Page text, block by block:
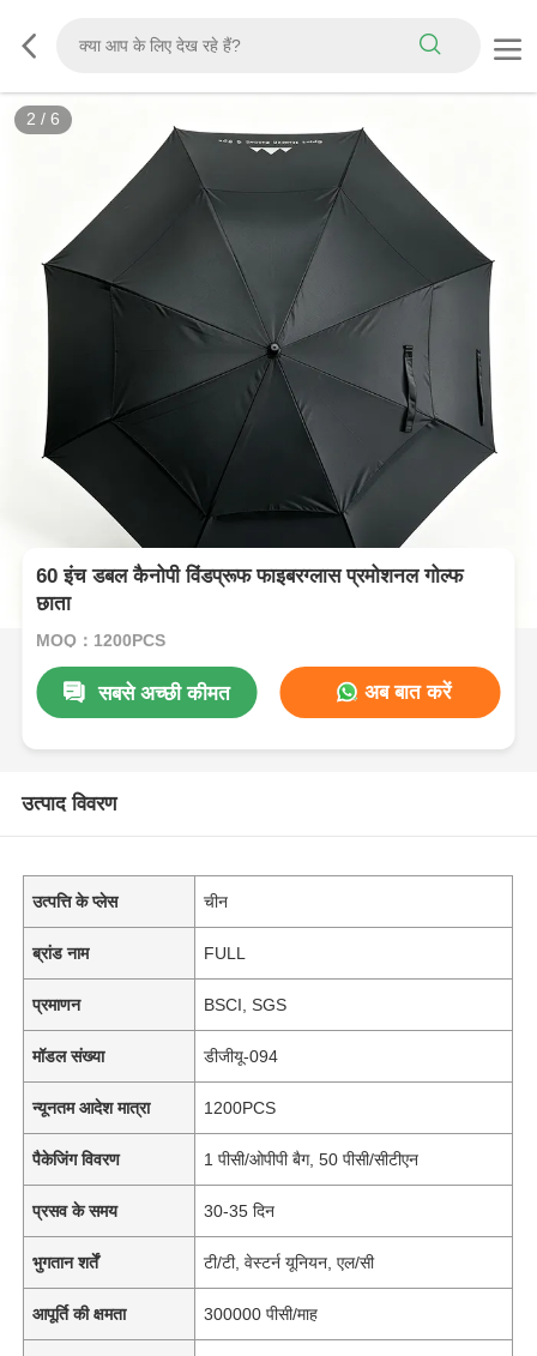
2 / 6
60 इंच डबल कैनोपी विंडप्रूफ फाइबरग्लास प्रमोशनल गोल्फ
छाता
MOQ：1200PCS
सबसे अच्छी कीमत अब बात करें
उत्पाद विवरण
उत्पत्ति के प्लेस चीन
ब्रांड नाम FULL
प्रमाणन BSCI, SGS
मॉडल संख्या डीजीयू-094
न्यूनतम आदेश मात्रा 1200PCS
पैकेजिंग विवरण 1 पीसी/ओपीपी बैग, 50 पीसी/सीटीएन
प्रसव के समय 30-35 दिन
भुगतान शर्तें टी/टी, वेस्टर्न यूनियन, एल/सी
आपूर्ति की क्षमता 300000 पीसी/माह